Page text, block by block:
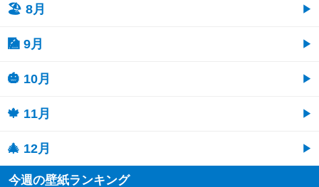
🏖 8月
🎑 9月
🎃 10月
🍁 11月
🎄 12月
今週の壁紙ランキング